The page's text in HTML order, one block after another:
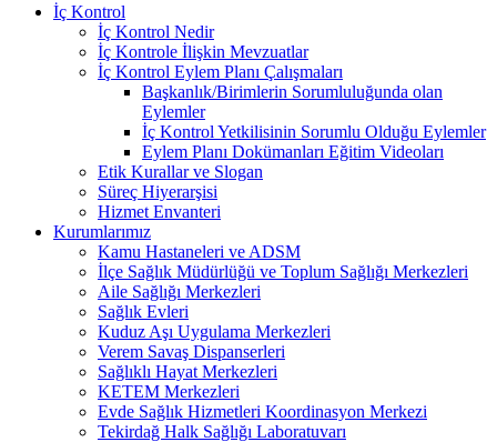
İç Kontrol
İç Kontrol Nedir
İç Kontrole İlişkin Mevzuatlar
İç Kontrol Eylem Planı Çalışmaları
Başkanlık/Birimlerin Sorumluluğunda olan
Eylemler
İç Kontrol Yetkilisinin Sorumlu Olduğu Eylemler
Eylem Planı Dokümanları Eğitim Videoları
Etik Kurallar ve Slogan
Süreç Hiyerarşisi
Hizmet Envanteri
Kurumlarımız
Kamu Hastaneleri ve ADSM
İlçe Sağlık Müdürlüğü ve Toplum Sağlığı Merkezleri
Aile Sağlığı Merkezleri
Sağlık Evleri
Kuduz Aşı Uygulama Merkezleri
Verem Savaş Dispanserleri
Sağlıklı Hayat Merkezleri
KETEM Merkezleri
Evde Sağlık Hizmetleri Koordinasyon Merkezi
Tekirdağ Halk Sağlığı Laboratuvarı